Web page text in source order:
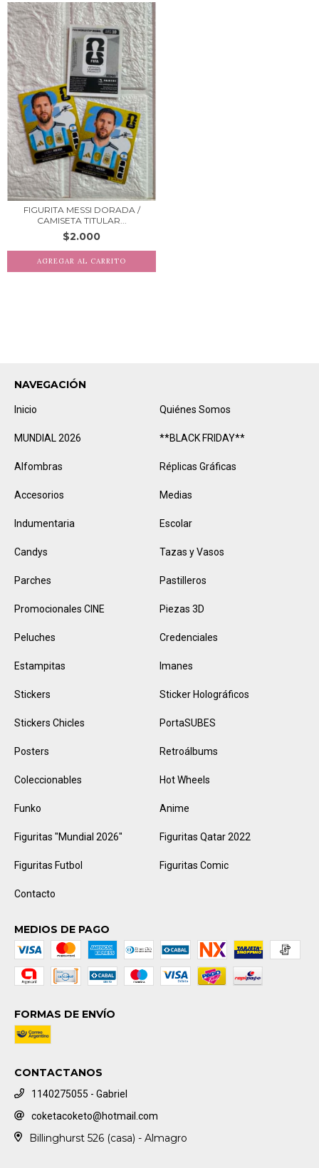
FIGURITA MESSI DORADA /
CAMISETA TITULAR...
$2.000
NAVEGACIÓN
Inicio Quiénes Somos
MUNDIAL 2026 **BLACK FRIDAY**
Alfombras Réplicas Gráficas
Accesorios Medias
Indumentaria Escolar
Candys Tazas y Vasos
Parches Pastilleros
Promocionales CINE Piezas 3D
Peluches Credenciales
Estampitas Imanes
Stickers Sticker Holográficos
Stickers Chicles PortaSUBES
Posters Retroálbums
Coleccionables Hot Wheels
Funko Anime
Figuritas "Mundial 2026" Figuritas Qatar 2022
Figuritas Futbol Figuritas Comic
Contacto
MEDIOS DE PAGO
FORMAS DE ENVÍO
CONTACTANOS
1140275055 - Gabriel
coketacoketo@hotmail.com
Billinghurst 526 (casa) - Almagro